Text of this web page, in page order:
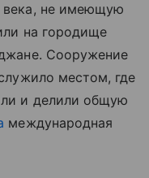
века, не имеющую
на городище
Сооружение
местом, где
и делили общую
международная